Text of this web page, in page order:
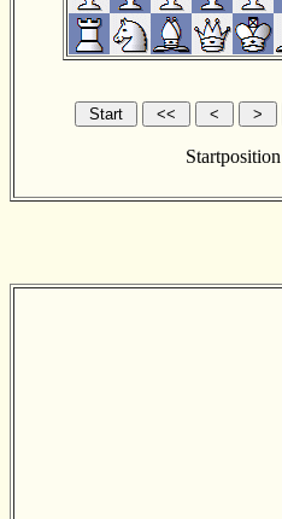
Startposition